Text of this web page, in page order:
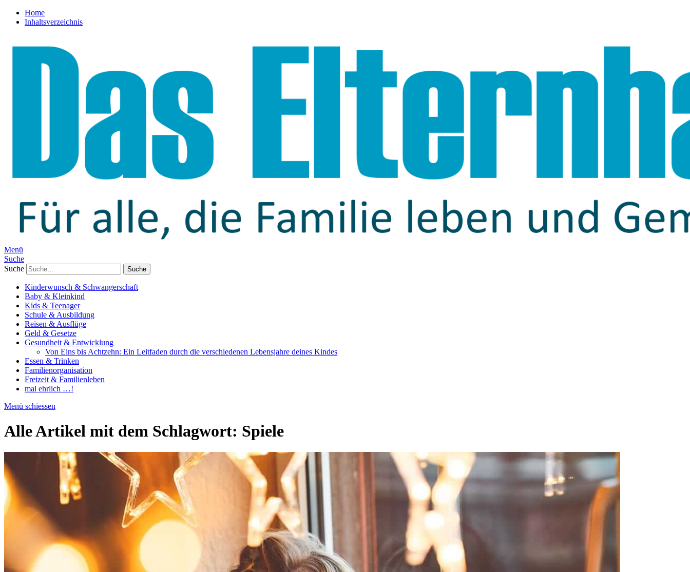
Home
Inhaltsverzeichnis
Menü
Suche
Suche
Kinderwunsch & Schwangerschaft
Baby & Kleinkind
Kids & Teenager
Schule & Ausbildung
Reisen & Ausflüge
Geld & Gesetze
Gesundheit & Entwicklung
Von Eins bis Achtzehn: Ein Leitfaden durch die verschiedenen Lebensjahre deines Kindes
Essen & Trinken
Familienorganisation
Freizeit & Familienleben
mal ehrlich …!
Menü schiessen
Alle Artikel mit dem Schlagwort: Spiele